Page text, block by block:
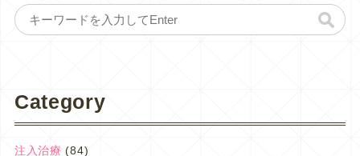
Category
注入治療 (84)